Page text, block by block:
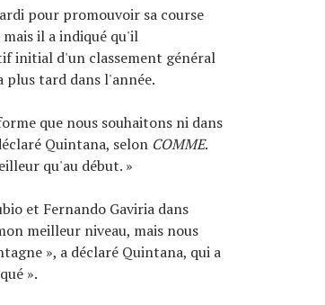
pour promouvoir sa course
il a indiqué qu'il
initial d'un classement général
plus tard dans l'année.
que nous souhaitons ni dans
Quintana, selon COMME.
qu'au début. »
et Fernando Gaviria dans
meilleur niveau, mais nous
», a déclaré Quintana, qui a
».